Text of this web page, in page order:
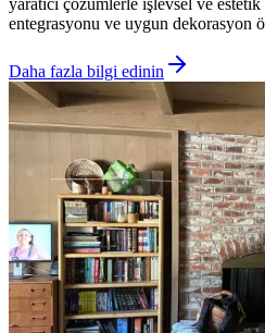
entegrasyonu ve uygun dekorasyon
Daha fazla bilgi edinin